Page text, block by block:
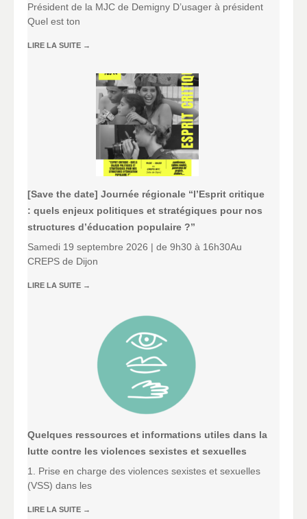
Président de la MJC de Demigny D’usager à président
Quel est ton
LIRE LA SUITE →
[Save the date] Journée régionale “l’Esprit critique
: quels enjeux politiques et stratégiques pour nos
structures d’éducation populaire ?”
Samedi 19 septembre 2026 | de 9h30 à 16h30Au
CREPS de Dijon
LIRE LA SUITE →
Quelques ressources et informations utiles dans la
lutte contre les violences sexistes et sexuelles
1. Prise en charge des violences sexistes et sexuelles
(VSS) dans les
LIRE LA SUITE →